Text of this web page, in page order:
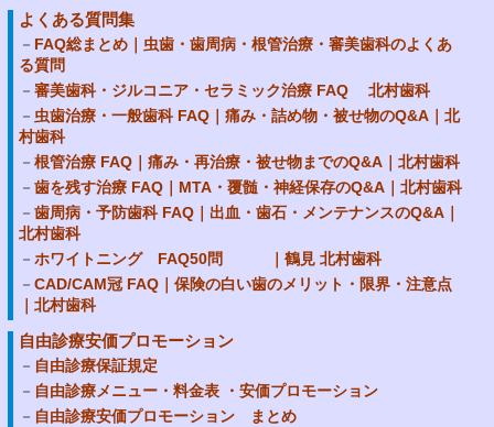
よくある質問集
FAQ総まとめ｜虫歯・歯周病・根管治療・審美歯科のよくあ
る質問
審美歯科・ジルコニア・セラミック治療 FAQ 北村歯科
虫歯治療・一般歯科 FAQ｜痛み・詰め物・被せ物のQ&A｜北
村歯科
根管治療 FAQ｜痛み・再治療・被せ物までのQ&A｜北村歯科
歯を残す治療 FAQ｜MTA・覆髄・神経保存のQ&A｜北村歯科
歯周病・予防歯科 FAQ｜出血・歯石・メンテナンスのQ&A｜
北村歯科
ホワイトニング FAQ50問 ｜鶴見 北村歯科
CAD/CAM冠 FAQ｜保険の白い歯のメリット・限界・注意点
｜北村歯科
自由診療安価プロモーション
自由診療保証規定
自由診療メニュー・料金表 ・安価プロモーション
自由診療安価プロモーション まとめ